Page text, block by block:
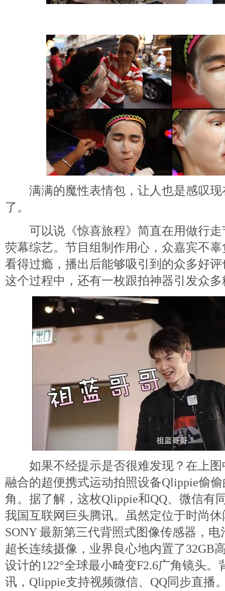
满满的魔性表情包，让人也是感叹现
了。
可以说《惊喜旅程》简直在用做行走
荧幕综艺。节目组制作用心，众嘉宾不
看得过瘾，播出后能够吸引到的众多好
这个过程中，还有一枚跟拍神器引发众
如果不经提示是否很难发现？在上图
融合的超便携式运动拍照设备Qlippie偷
角。据了解，这枚Qlippie和QQ、微信有
我国互联网巨头腾讯。虽然定位于时尚
SONY 最新第三代背照式图像传感器，电
超长连续摄像，业界良心地内置了32GB
设计的122°全球最小畸变F2.6广角镜头。
讯，Qlippie支持视频微信、QQ同步直播